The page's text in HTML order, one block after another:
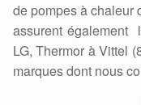
de pompes à chaleur
assurent également
LG, Thermor à Vittel
marques dont nous